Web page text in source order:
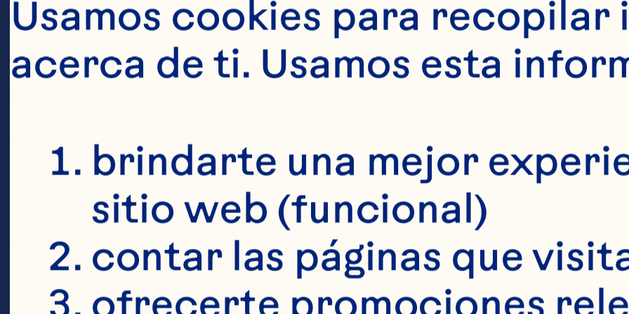
SPRAY
Usamos cookies para
acerca de ti. Usamos esta
brindarte una mejor
sitio web (funcional)
contar las páginas que
ofrecerte promociones